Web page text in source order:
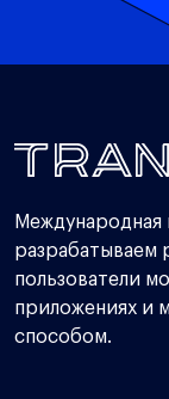
Международная
разрабатываем
пользователи
приложениях и
способом.